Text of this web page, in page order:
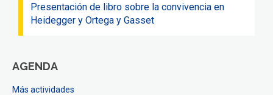
Presentación de libro sobre la convivencia en
Heidegger y Ortega y Gasset
AGENDA
Más actividades